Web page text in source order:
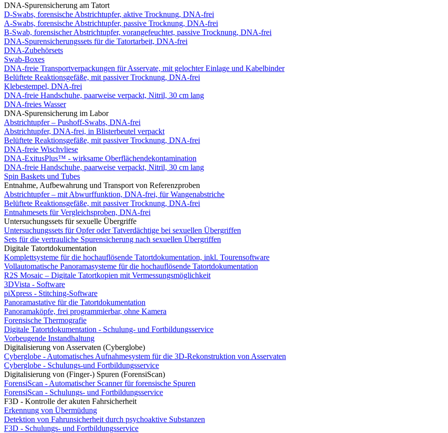
DNA-Spurensicherung am Tatort
D-Swabs, forensische Abstrichtupfer, aktive Trocknung, DNA-frei
A-Swabs, forensische Abstrichtupfer, passive Trocknung, DNA-frei
B-Swab, forensischer Abstrichtupfer, vorangefeuchtet, passive Trocknung, DNA-frei
DNA-Spurensicherungssets für die Tatortarbeit, DNA-frei
DNA-Zubehörsets
Swab-Boxes
DNA-freie Transportverpackungen für Asservate, mit gelochter Einlage und Kabelbinder
Belüftete Reaktionsgefäße, mit passiver Trocknung, DNA-frei
Klebestempel, DNA-frei
DNA-freie Handschuhe, paarweise verpackt, Nitril, 30 cm lang
DNA-freies Wasser
DNA-Spurensicherung im Labor
Abstrichtupfer – Pushoff-Swabs, DNA-frei
Abstrichtupfer, DNA-frei, in Blisterbeutel verpackt
Belüftete Reaktionsgefäße, mit passiver Trocknung, DNA-frei
DNA-freie Wischvliese
DNA-ExitusPlus™ - wirksame Oberflächendekontamination
DNA-freie Handschuhe, paarweise verpackt, Nitril, 30 cm lang
Spin Baskets und Tubes
Entnahme, Aufbewahrung und Transport von Referenzproben
Abstrichtupfer – mit Abwurffunktion, DNA-frei, für Wangenabstriche
Belüftete Reaktionsgefäße, mit passiver Trocknung, DNA-frei
Entnahmesets für Vergleichsproben, DNA-frei
Untersuchungssets für sexuelle Übergriffe
Untersuchungssets für Opfer oder Tatverdächtige bei sexuellen Übergriffen
Sets für die vertrauliche Spurensicherung nach sexuellen Übergriffen
Digitale Tatortdokumentation
Komplettsysteme für die hochauflösende Tatortdokumentation, inkl. Tourensoftware
Vollautomatische Panoramasysteme für die hochauflösende Tatortdokumentation
R2S Mosaic – Digitale Tatortkopien mit Vermessungsmöglichkeit
3DVista - Software
piXpress - Stitching-Software
Panoramastative für die Tatortdokumentation
Panoramaköpfe, frei programmierbar, ohne Kamera
Forensische Thermografie
Digitale Tatortdokumentation - Schulung- und Fortbildungsservice
Vorbeugende Instandhaltung
Digitalisierung von Asservaten (Cyberglobe)
Cyberglobe - Automatisches Aufnahmesystem für die 3D-Rekonstruktion von Asservaten
Cyberglobe - Schulungs-und Fortbildungsservice
Digitalisierung von (Finger-) Spuren (ForensiScan)
ForensiScan - Automatischer Scanner für forensische Spuren
ForensiScan - Schulungs- und Fortbildungsservice
F3D - Kontrolle der akuten Fahrsicherheit
Erkennung von Übermüdung
Detektion von Fahrunsicherheit durch psychoaktive Substanzen
F3D - Schulungs- und Fortbildungsservice